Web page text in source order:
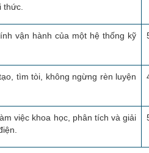
vận hành của một hệ thống kỹ
tìm tòi, không ngừng rèn luyện
việc khoa học, phân tích và giải